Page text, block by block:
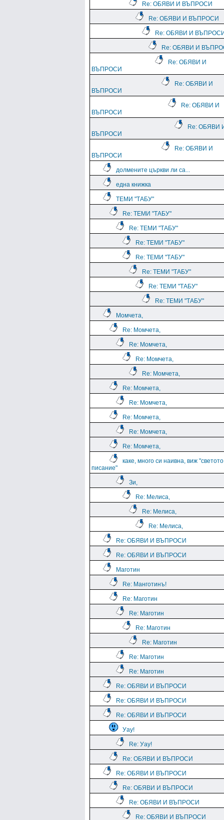
Re: ОБЯВИ И ВЪПРОСИ
Re: ОБЯВИ И ВЪПРОСИ
Re: ОБЯВИ И
Re: ОБЯВИ И
Re: ОБЯВИ И
ВЪПРОСИ
Re: ОБЯВИ И
ВЪПРОСИ
Re: ОБЯВИ И
ВЪПРОСИ
Re: ОБЯВИ
ВЪПРОСИ
Re: ОБЯВИ И
ВЪПРОСИ
долмените църкви ли са...
една книжка
ТЕМИ "ТАБУ"
Re: ТЕМИ "ТАБУ"
Re: ТЕМИ "ТАБУ"
Re: ТЕМИ "ТАБУ"
Re: ТЕМИ "ТАБУ"
Re: ТЕМИ "ТАБУ"
Re: ТЕМИ "ТАБУ"
Re: ТЕМИ "ТАБУ"
Момчета,
Re: Момчета,
Re: Момчета,
Re: Момчета,
Re: Момчета,
Re: Момчета,
Re: Момчета,
Re: Момчета,
Re: Момчета,
Re: Момчета,
каке, много си наивна, виж "светото
писание"
Зи,
Re: Мелиса,
Re: Мелиса,
Re: Мелиса,
Re: ОБЯВИ И ВЪПРОСИ
Re: ОБЯВИ И ВЪПРОСИ
Маготин
Re: Манготинъ!
Re: Маготин
Re: Маготин
Re: Маготин
Re: Маготин
Re: Маготин
Re: Маготин
Re: ОБЯВИ И ВЪПРОСИ
Re: ОБЯВИ И ВЪПРОСИ
Re: ОБЯВИ И ВЪПРОСИ
Уау!
Re: Уау!
Re: ОБЯВИ И ВЪПРОСИ
Re: ОБЯВИ И ВЪПРОСИ
Re: ОБЯВИ И ВЪПРОСИ
Re: ОБЯВИ И ВЪПРОСИ
Re: ОБЯВИ И ВЪПРОСИ